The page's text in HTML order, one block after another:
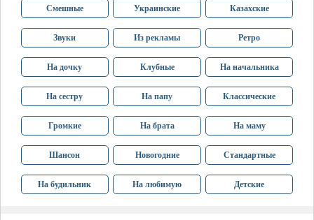
Смешные Украинские Казахские
Звуки Из рекламы Ретро
На дочку Клубные На начальника
На сестру На папу Классические
Громкие На брата На маму
Шансон Новогодние Стандартные
На будильник На любимую Детские